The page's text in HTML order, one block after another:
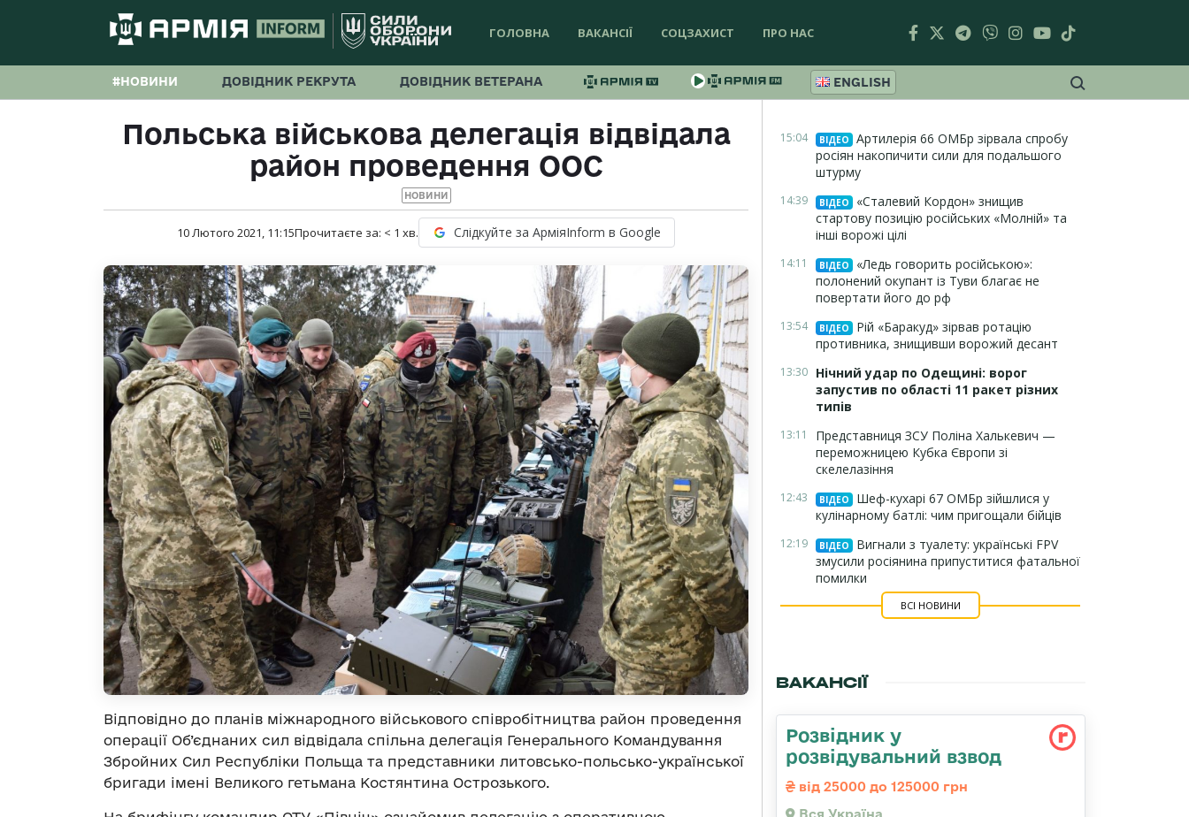
ГОЛОВНА ВАКАНСІЇ СОЦЗАХИСТ ПРО НАС
#НОВИНИ ДОВІДНИК РЕКРУТА ДОВІДНИК ВЕТЕРАНА ENGLISH
Польська військова делегація відвідала
район проведення ООС
НОВИНИ
10 Лютого 2021, 11:15Прочитаєте за: < 1 хв. Слідкуйте за АрміяInform в Google
Відповідно до планів міжнародного військового співробітництва район проведення
операції Об’єднаних сил відвідала спільна делегація Генерального Командування
Збройних Сил Республіки Польща та представники литовсько-польсько-української
бригади імені Великого гетьмана Костянтина Острозького.
15:04 ВІДЕО
Артилерія 66 ОМБр зірвала спробу
росіян накопичити сили для подальшого
штурму
14:39 ВІДЕО
«Сталевий Кордон» знищив
стартову позицію російських «Молній» та
інші ворожі цілі
14:11 ВІДЕО
«Ледь говорить російською»:
полонений окупант із Туви благає не
повертати його до рф
13:54 ВІДЕО
Рій «Баракуд» зірвав ротацію
противника, знищивши ворожий десант
13:30 Нічний удар по Одещині: ворог
запустив по області 11 ракет різних
типів
13:11
Представниця ЗСУ Поліна Халькевич —
переможницею Кубка Європи зі
скелелазіння
12:43 ВІДЕО
Шеф-кухарі 67 ОМБр зійшлися у
кулінарному батлі: чим пригощали бійців
12:19 ВІДЕО
Вигнали з туалету: українські FPV
змусили росіянина припуститися фатальної
помилки
ВСІ НОВИНИ
ВАКАНСІЇ
Розвідник у
розвідувальний взвод
від 25000 до 125000 грн
Вся Україна